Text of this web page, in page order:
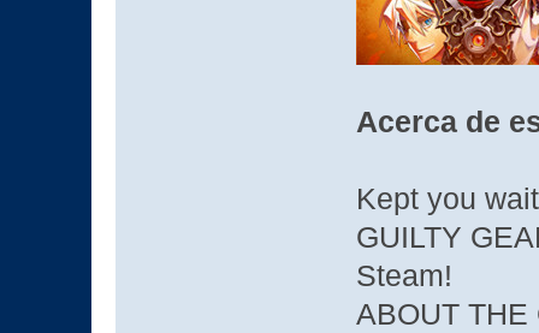
Acerca de
Kept you
GUILTY
Steam!
ABOUT THE